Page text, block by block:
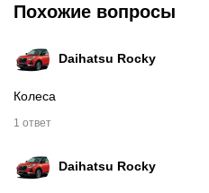
Похожие вопросы
Daihatsu Rocky
Колеса
1 ответ
Daihatsu Rocky